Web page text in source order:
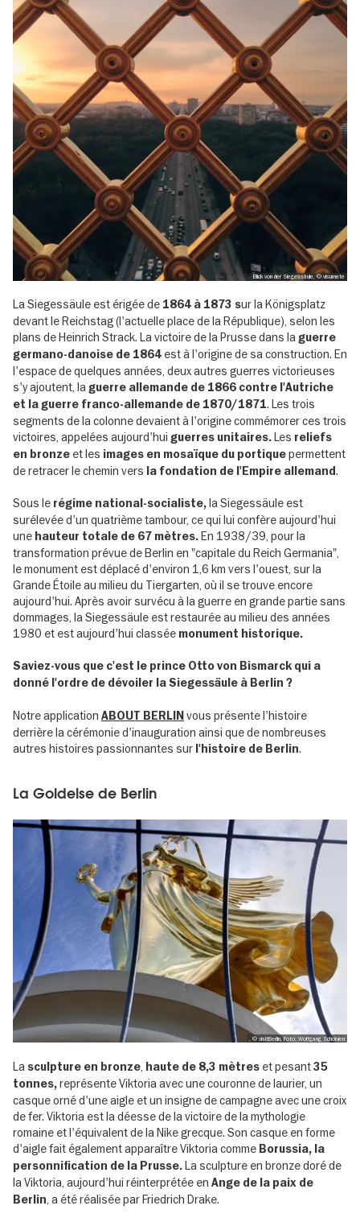
Blick von der Siegessäule, © visumate
La Siegessäule est érigée de 1864 à 1873 sur la Königsplatz
devant le Reichstag (l'actuelle place de la République), selon les
plans de Heinrich Strack. La victoire de la Prusse dans la guerre
germano-danoise de 1864 est à l'origine de sa construction. En
l'espace de quelques années, deux autres guerres victorieuses
s'y ajoutent, la guerre allemande de 1866 contre l'Autriche
et la guerre franco-allemande de 1870/1871. Les trois
segments de la colonne devaient à l'origine commémorer ces trois
victoires, appelées aujourd'hui guerres unitaires.Les reliefs
en bronze et les images en mosaïque du portiquepermettent
de retracer le chemin vers la fondation de l'Empire allemand.
Sous le régime national-socialiste,la Siegessäule est
surélevée d'un quatrième tambour, ce qui lui confère aujourd'hui
une hauteur totale de 67 mètres.En 1938/39, pour la
transformation prévue de Berlin en "capitale du Reich Germania",
le monument est déplacé d'environ 1,6 km vers l'ouest, sur la
Grande Étoile au milieu du Tiergarten, où il se trouve encore
aujourd'hui. Après avoir survécu à la guerre en grande partie sans
dommages, la Siegessäule est restaurée au milieu des années
1980 et est aujourd'hui classée monument historique.
Saviez-vous que c'est le prince Otto von Bismarck qui a
donné l'ordre de dévoiler la Siegessäule à Berlin ?
Notre application ABOUT BERLIN vous présente l'histoire
derrière la cérémonie d'inauguration ainsi que de nombreuses
autres histoires passionnantes sur l'histoire de Berlin.
La Goldelse de Berlin
, © visitBerlin, Foto: Wolfgang Scholvien
La sculpture en bronze, haute de 8,3 mètres et pesant35
tonnes,représente Viktoria avec une couronne de laurier, un
casque orné d'une aigle et un insigne de campagne avec une croix
de fer. Viktoria est la déesse de la victoire de la mythologie
romaine et l'équivalent de la Nike grecque. Son casque en forme
d'aigle fait également apparaître Viktoria comme Borussia, la
personnification de la Prusse.La sculpture en bronze doré de
la Viktoria, aujourd'hui réinterprétée en Ange de la paix de
Berlin, a été réalisée par Friedrich Drake.